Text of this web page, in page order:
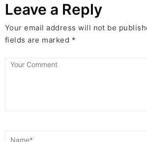
Leave a Reply
Your email address will not be
fields are marked *